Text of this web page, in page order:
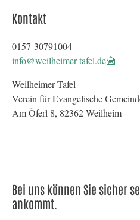
Kontakt
0157-30791004
info@weilheimer-tafel.de
Weilheimer Tafel
Verein für Evangelische
Am Öferl 8, 82362 Weilheim
Bei uns können Sie sicher
ankommt.